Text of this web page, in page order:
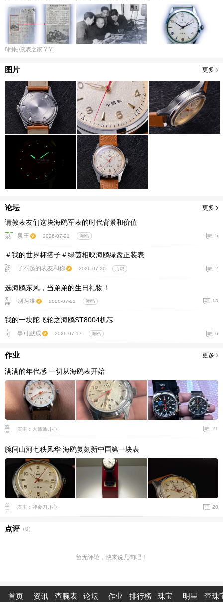
8回帖/腕表之家 YIYI
图片 更多
论坛 更多
请教表友们这块海鸥军表的时代背景和价值
泉王 2026-07-21 海鸥 5
＃我的世界杯搭子＃绿茵相映海鸥绿盘正装表
了不起的表友和你 2026-07-20 海鸥 2
选海鸥东风，当弟弟的生日礼物！
别两难 2026-07-21 海鸥 13
我的一块陀飞轮之海鸥ST8004机芯
事可默成 2026-07-17 海鸥 6
作业 更多
满满的年代感 一切从海鸥表开始
表主：大鑫鑫开心 21
腕间山河七秩风华 海鸥复刻新中国第一块表
表主：卯金刀开心 20
点评（0）
暂无评论，快来说几句吧！
首页 资讯 查腕表 论坛 作业 排行榜 珠宝 明星 查珠